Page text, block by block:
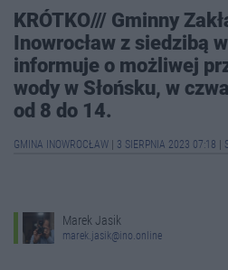
KRÓTKO/// Gminny
Inowrocław z siedzibą
informuje o możliwej
wody w Słońsku, w
od 8 do 14.
GMINA INOWROCŁAW 3 SIERPNIA 2023 07:18
Marek Jasik
marek.jasik@ino.online